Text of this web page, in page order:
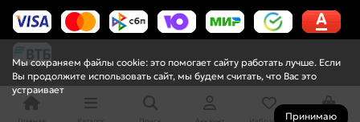
Рамки
Решетки
Розетки
Мы сохраняем файлы cookie: это помогает сайту работать лучше. Если
Вы продолжите использовать сайт, мы будем считать, что Вас это
устраивает
Принимаю